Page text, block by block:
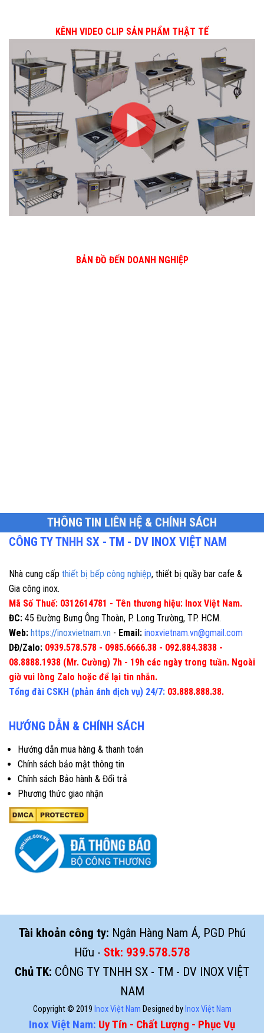
KÊNH VIDEO CLIP SẢN PHẨM THẬT TẾ
BẢN ĐỒ ĐẾN DOANH NGHIỆP
THÔNG TIN LIÊN HỆ & CHÍNH SÁCH
CÔNG TY TNHH SX - TM - DV INOX VIỆT NAM
Nhà cung cấp thiết bị bếp công nghiệp, thiết bị quầy bar cafe &
Gia công inox.
Mã Số Thuế: 0312614781 - Tên thương hiệu: Inox Việt Nam.
ĐC: 45 Đường Bưng Ông Thoàn, P. Long Trường, TP. HCM.
Web: https://inoxvietnam.vn - Email: inoxvietnam.vn@gmail.com
DĐ/Zalo: 0939.578.578 - 0985.6666.38 - 092.884.3838 -
08.8888.1938 (Mr. Cường) 7h - 19h các ngày trong tuần. Ngoài
giờ vui lòng Zalo hoặc để lại tin nhắn.
Tổng đài CSKH (phản ánh dịch vụ) 24/7: 03.888.888.38.
HƯỚNG DẪN & CHÍNH SÁCH
Hướng dẫn mua hàng & thanh toán
Chính sách bảo mật thông tin
Chính sách Bảo hành & Đổi trả
Phương thức giao nhận
Tài khoản công ty: Ngân Hàng Nam Á, PGD Phú
Hữu - Stk: 939.578.578
Chủ TK: CÔNG TY TNHH SX - TM - DV INOX VIỆT
NAM
Copyright © 2019 Inox Việt Nam Designed by Inox Việt Nam
Inox Việt Nam: Uy Tín - Chất Lượng - Phục Vụ